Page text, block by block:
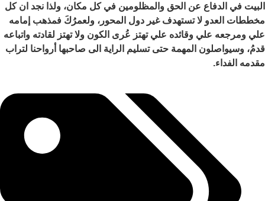
البيت في الدفاع عن الحق والمظلومين في كل مكان، ولذا نجد ان كل
مخططات العدو لا تستهدف غير دول المحور، ولعمرُكَ فمذهب إمامه
علي ومرجعه علي وقائده علي تهتز عُرى الكون ولا تهتز لقادته واتباعه
قدمُ، وسيواصلون المهمة حتى تسليم الراية الى صاحبها أرواحنا لتراب
مقدمه الفداء.